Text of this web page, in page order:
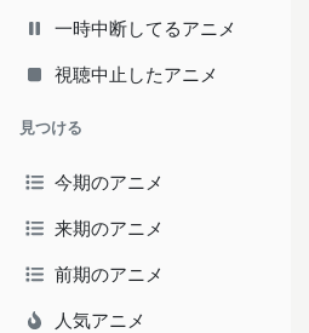
一時中断してるアニメ
視聴中止したアニメ
見つける
今期のアニメ
来期のアニメ
前期のアニメ
人気アニメ